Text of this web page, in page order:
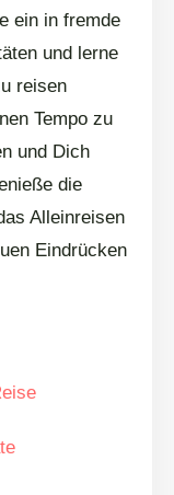
ein in fremde
und lerne
reisen
Tempo zu
und Dich
die
Alleinreisen
Eindrücken